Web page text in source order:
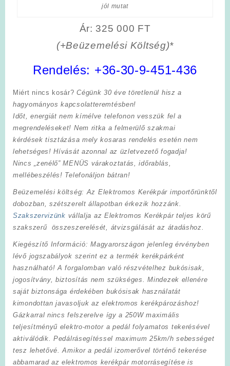
jól mutat
Ár: 325 000 FT
(+Beüzemelési Költség)*
Rendelés: +36-30-9-451-436
Miért nincs kosár? Cégünk 30 éve töretlenül hisz a
hagyományos kapcsolatteremtésben!
Időt, energiát nem kímélve telefonon vesszük fel a
megrendeléseket! Nem ritka a felmerülő szakmai
kérdések tisztázása mely kosaras rendelés esetén nem
lehetséges! Hívását azonnal az üzletvezető fogadja!
Nincs „zenélő” MENÜS várakoztatás, időrablás,
mellébeszélés! Telefonáljon bátran!
Beüzemelési költség: Az Elektromos Kerékpár importőrünktől
dobozban, szétszerelt állapotban érkezik hozzánk.
Szakszervizünk vállalja az Elektromos Kerékpár teljes körű
szakszerű összeszerelését, átvizsgálását az átadáshoz.
Kiegészítő Információ: Magyarországon jelenleg érvényben
lévő jogszabályok szerint ez a termék kerékpárként
használható! A forgalomban való részvételhez bukósisak,
jogosítvány, biztosítás nem szükséges. Mindezek ellenére
saját biztonsága érdekében bukósisak használatát
kimondottan javasoljuk az elektromos kerékpározáshoz!
Gázkarral nincs felszerelve így a 250W maximális
teljesítményű elektro-motor a pedál folyamatos tekerésével
aktiválódik. Pedálrásegítéssel maximum 25km/h sebességet
tesz lehetővé. Amikor a pedál izomerővel történő tekerése
abbamarad az elektromos kerékpár motorrásegítése is